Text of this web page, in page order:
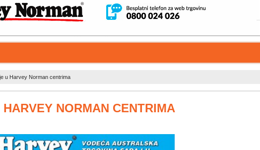
u Harvey Norman centrima
NORMAN CENTRIMA